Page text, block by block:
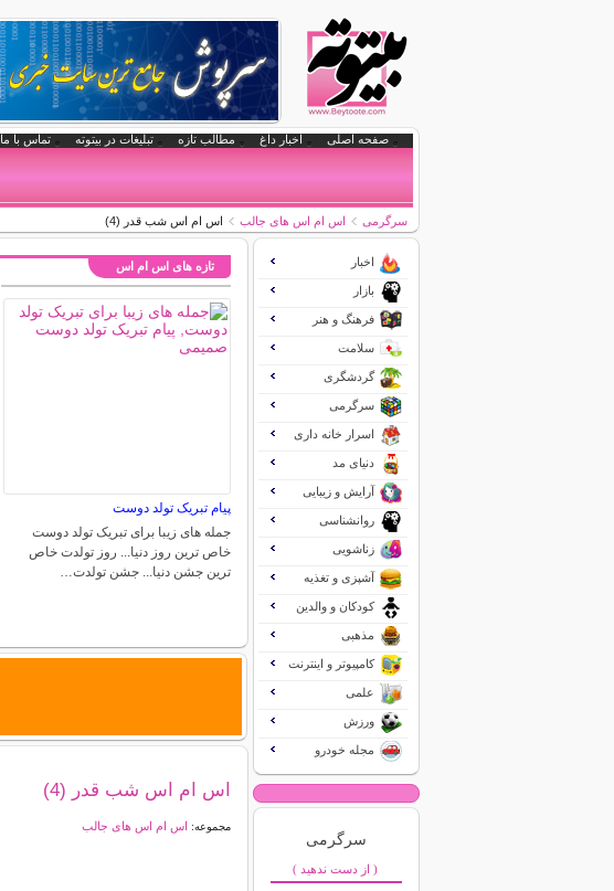
صفحه اصلی اخبار داغ مطالب تازه تبلیغات در بیتوته تماس با ما
سرگرمی اس ام اس های جالب اس ام اس شب قدر (4)
تازه های اس ام اس
پیام تبریک تولد دوست
جمله های زیبا برای تبریک تولد دوست
خاص ترین روز دنیا... روز تولدت خاص
ترین جشن دنیا... جشن تولدت…
اس ام اس شب قدر (4)
مجموعه: اس ام اس های جالب
اخبار
بازار
فرهنگ و هنر
سلامت
گردشگری
سرگرمی
اسرار خانه داری
دنیای مد
آرایش و زیبایی
روانشناسی
زناشویی
آشپزی و تغذیه
کودکان و والدین
مذهبی
کامپیوتر و اینترنت
علمی
ورزش
مجله خودرو
سرگرمی
( از دست ندهید )